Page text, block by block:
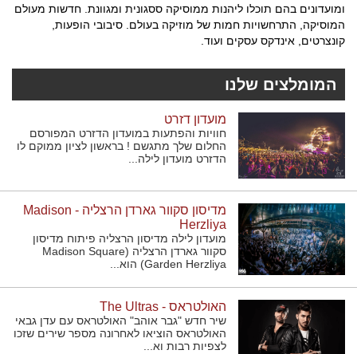
ומועדונים בהם תוכלו ליהנות ממוסיקה ססגונית ומגוונת. חדשות מעולם
המוסיקה, התרחשויות חמות של מוזיקה בעולם. סיבובי הופעות,
קונצרטים, אינדקס עסקים ועוד.
המומלצים שלנו
מועדון דזרט
חוויות והפתעות במועדון הדזרט המפורסם
החלום שלך מתגשם ! בראשון לציון ממוקם לו
הדזרט מועדון לילה...
מדיסון סקוור גארדן הרצליה - Madison
Herzliya
מועדון לילה מדיסון הרצליה פיתוח מדיסון
סקוור גארדן הרצליה (Madison Square
Garden Herzliya) הוא...
האולטראס - The Ultras
שיר חדש "גבר אוהב" האולטראס עם עדן גבאי
האולטראס הוציאו לאחרונה מספר שירים שזכו
לצפיות רבות וא...